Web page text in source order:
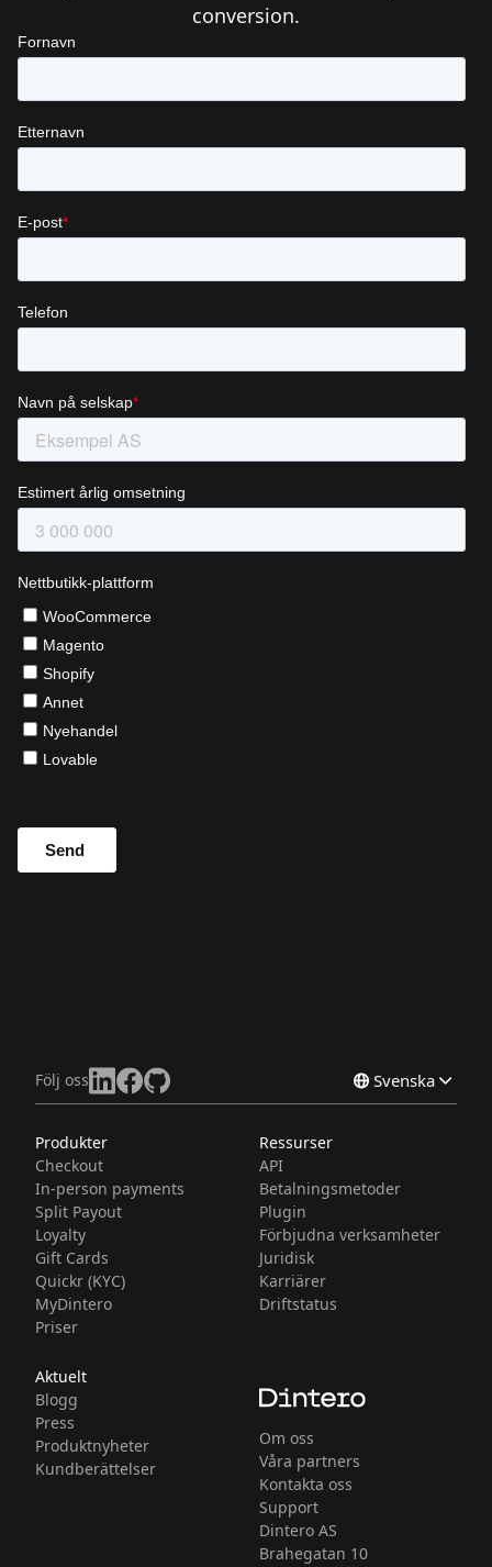
conversion.
Följ oss Svenska
English
Produkter
Checkout
In-person payments
Split Payout
Loyalty
Gift Cards
Quickr (KYC)
MyDintero
Priser
Ressurser
API
Betalningsmetoder
Plugin
Förbjudna verksamheter
Juridisk
Karriärer
Driftstatus
Aktuelt
Blogg
Press
Produktnyheter
Kundberättelser
Om oss
Våra partners
Kontakta oss
Support
Dintero AS
Brahegatan 10